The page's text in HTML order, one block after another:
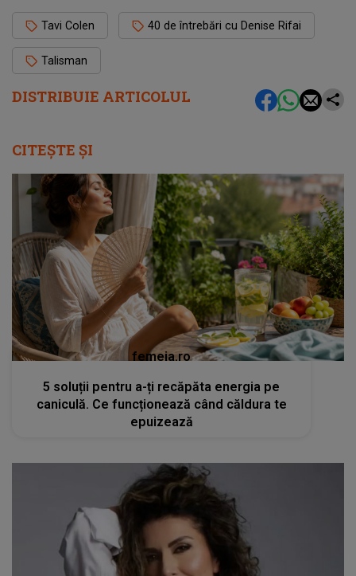
DISTRIBUIE ARTICOLUL
Tavi Colen 40 de întrebări cu Denise Rifai
Talisman
CITEȘTE ȘI
femeia.ro
5 soluții pentru a-ți recăpăta energia pe
caniculă. Ce funcționează când căldura te
epuizează